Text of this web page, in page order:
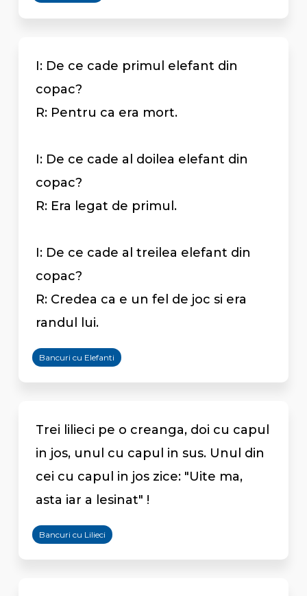
I: De ce cade primul elefant din
copac?
R: Pentru ca era mort.
I: De ce cade al doilea elefant din
copac?
R: Era legat de primul.
I: De ce cade al treilea elefant din
copac?
R: Credea ca e un fel de joc si era
randul lui.
Bancuri cu Elefanti
Trei lilieci pe o creanga, doi cu capul
in jos, unul cu capul in sus. Unul din
cei cu capul in jos zice: "Uite ma,
asta iar a lesinat" !
Bancuri cu Lilieci